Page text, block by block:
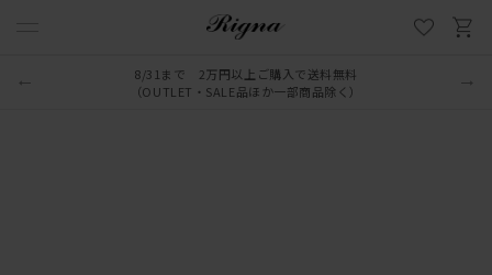
8/31まで 2万円以上ご購入で送料無料
（OUTLET・SALE品ほか一部商品除く）